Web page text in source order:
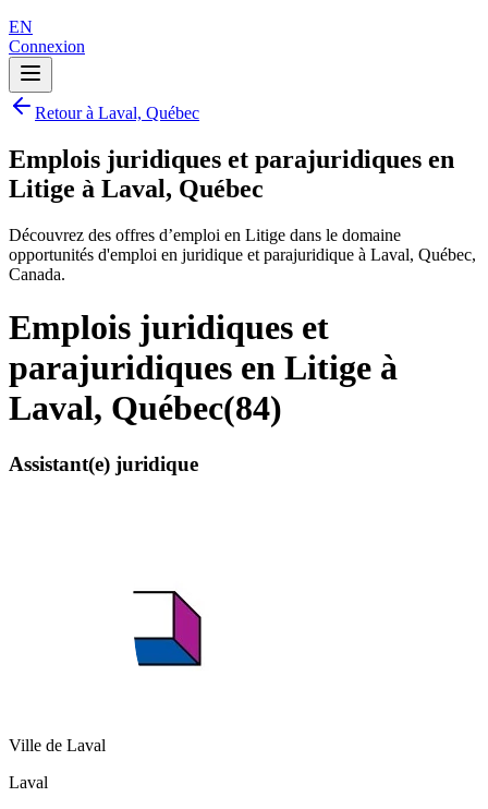
EN
Connexion
Retour à Laval, Québec
Emplois juridiques et parajuridiques en
Litige à Laval, Québec
Découvrez des offres d’emploi en Litige dans le domaine
opportunités d'emploi en juridique et parajuridique à Laval, Québec,
Canada.
Emplois juridiques et
parajuridiques en Litige à
Laval, Québec(84)
Assistant(e) juridique
Ville de Laval
Laval